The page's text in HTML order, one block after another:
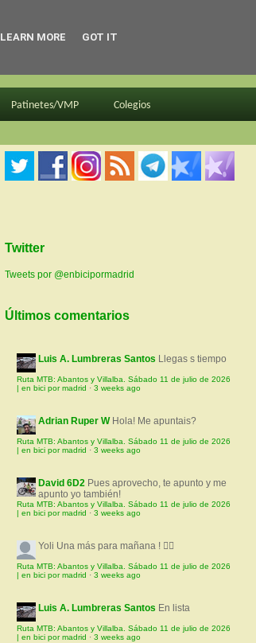
Patinetes/VMP Colegios
Twitter
Tweets por @enbicipormadrid
Últimos comentarios
Luis A. Lumbreras Santos Llegas s tiempo
Ruta MTB: Abantos y Villalba. Sábado 11 de julio de 2026
| en bici por madrid · 3 weeks ago
Adrian Ruper W Hola! Me apuntais?
Ruta MTB: Abantos y Villalba. Sábado 11 de julio de 2026
| en bici por madrid · 3 weeks ago
David 6D2 Pues aprovecho, te apunto y me
apunto yo también!
Ruta MTB: Abantos y Villalba. Sábado 11 de julio de 2026
| en bici por madrid · 3 weeks ago
Yoli Una más para mañana ! 🚵‍♀️
Ruta MTB: Abantos y Villalba. Sábado 11 de julio de 2026
| en bici por madrid · 3 weeks ago
Luis A. Lumbreras Santos En lista
Ruta MTB: Abantos y Villalba. Sábado 11 de julio de 2026
| en bici por madrid · 3 weeks ago
LEARN MORE GOT IT